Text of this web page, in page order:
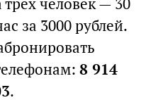
трех человек — 30
за 3000 рублей.
8 914
.